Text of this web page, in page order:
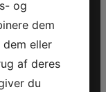
og
dem
eller
af deres
du